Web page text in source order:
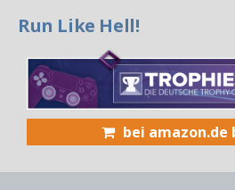
Run Like Hell!
bei amazon.de